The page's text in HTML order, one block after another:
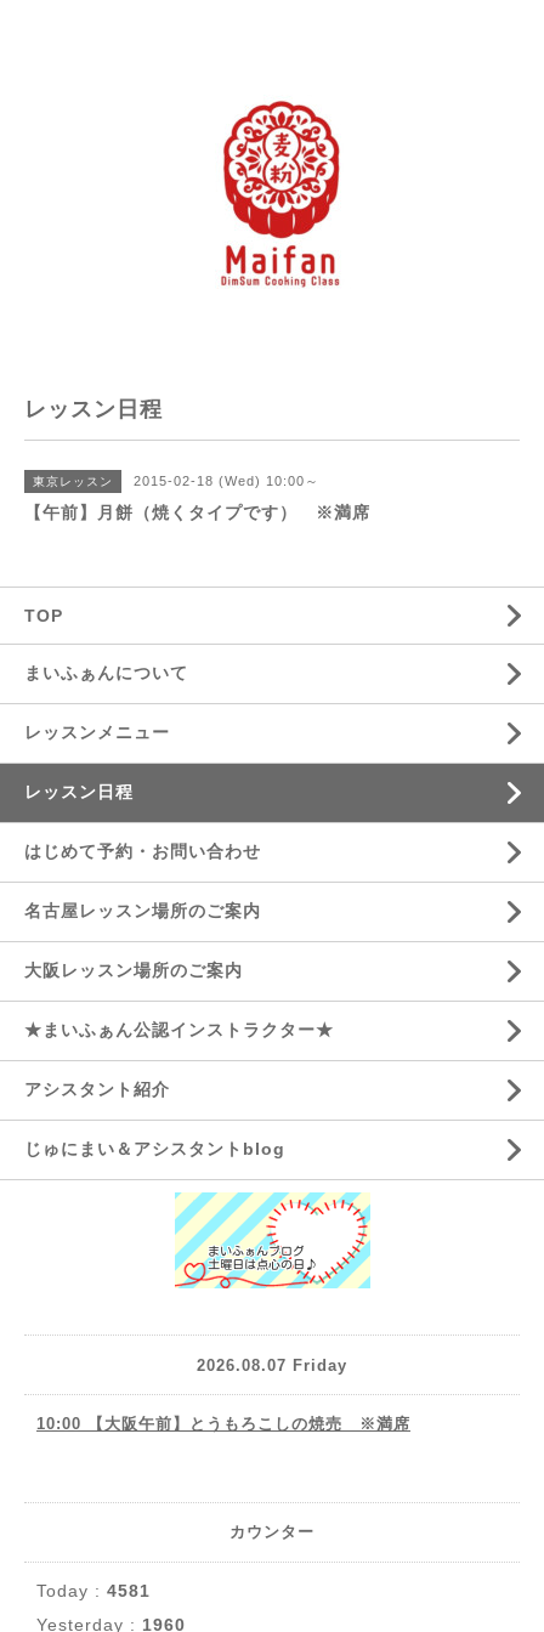
レッスン日程
東京レッスン 2015-02-18 (Wed) 10:00～
【午前】月餅（焼くタイプです） ※満席
TOP
まいふぁんについて
レッスンメニュー
レッスン日程
はじめて予約・お問い合わせ
名古屋レッスン場所のご案内
大阪レッスン場所のご案内
★まいふぁん公認インストラクター★
アシスタント紹介
じゅにまい＆アシスタントblog
2026.08.07 Friday
10:00 【大阪午前】とうもろこしの焼売 ※満席
カウンター
Today : 4581
Yesterday : 1960